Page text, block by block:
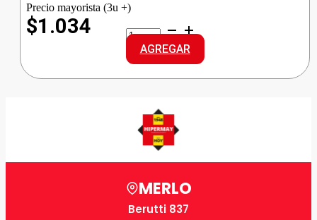
Precio mayorista (3u +)
$1.034
ZORRO
JABON
PAN
CLASICO
cantidad
AGREGAR
MERLO
Berutti 837